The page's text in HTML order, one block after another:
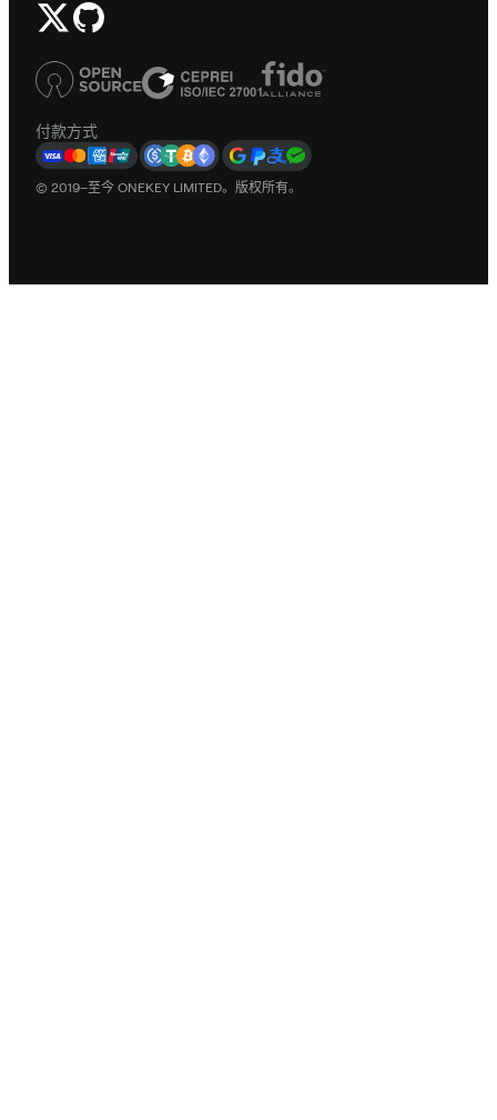
付款方式
© 2019–至今 ONEKEY LIMITED。版权所有。